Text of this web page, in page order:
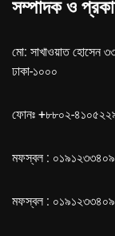
সম্পাদক ও
মো: সাখাওয়াত হোসেন
ঢাকা-১০০০
ফোনঃ +৮৮০২-
মফস্বল :
মফস্বল :